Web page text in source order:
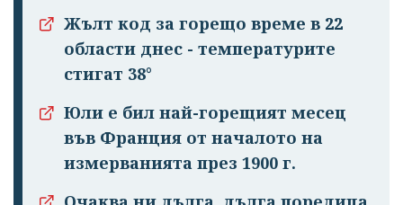
Жълт код за горещо време в 22
области днес - температурите
стигат 38°
Юли е бил най-горещият месец
във Франция от началото на
измерванията през 1900 г.